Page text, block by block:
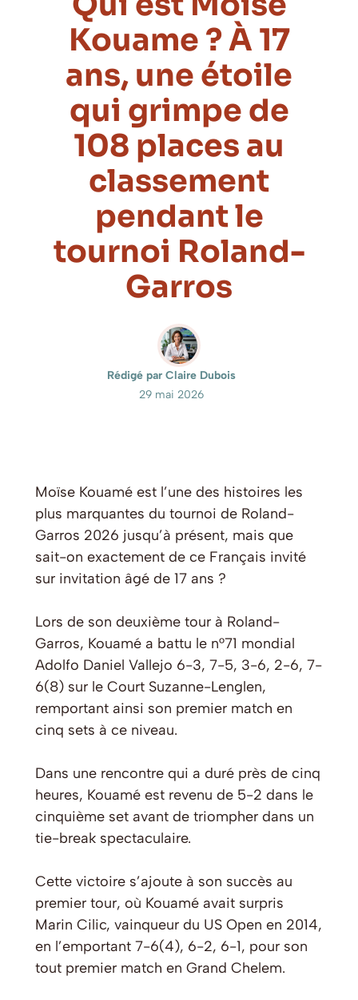
Kouame ? À 17
ans, une étoile
qui grimpe de
108 places au
classement
pendant le
tournoi Roland-
Garros
Rédigé par Claire Dubois
29 mai 2026
Moïse Kouamé est l’une des histoires les
plus marquantes du tournoi de Roland-
Garros 2026 jusqu’à présent, mais que
sait-on exactement de ce Français invité
sur invitation âgé de 17 ans ?
Lors de son deuxième tour à Roland-
Garros, Kouamé a battu le n°71 mondial
Adolfo Daniel Vallejo 6-3, 7-5, 3-6, 2-6, 7-
6(8) sur le Court Suzanne-Lenglen,
remportant ainsi son premier match en
cinq sets à ce niveau.
Dans une rencontre qui a duré près de cinq
heures, Kouamé est revenu de 5-2 dans le
cinquième set avant de triompher dans un
tie-break spectaculaire.
Cette victoire s’ajoute à son succès au
premier tour, où Kouamé avait surpris
Marin Cilic, vainqueur du US Open en 2014,
en l’emportant 7-6(4), 6-2, 6-1, pour son
tout premier match en Grand Chelem.